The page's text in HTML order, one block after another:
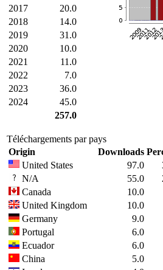
2017
20.0
2018
14.0
2019
31.0
2020
10.0
2021
11.0
2022
7.0
2023
36.0
2024
45.0
257.0
Téléchargements par pays
Origin
Downloads
United States
97.0
N/A
55.0
Canada
10.0
United Kingdom
10.0
Germany
9.0
Portugal
6.0
Ecuador
6.0
China
5.0